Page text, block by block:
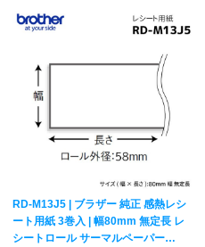
RD-M13J5 | ブラザー 純正 感熱レシ
ート用紙 3巻入 | 幅80mm 無定長 レ
シートロール サーマルペーパー